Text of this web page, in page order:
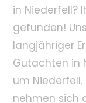
in Niederfell?
gefunden!
langjähriger
Gutachten in
um Niederfell.
nehmen sich